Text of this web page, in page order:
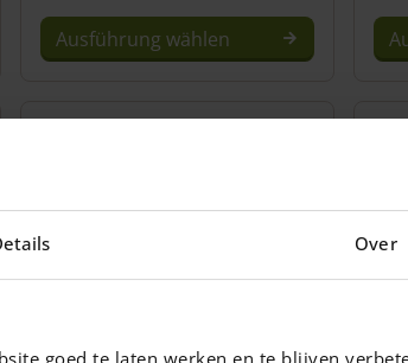
Over
goed te laten werken en te blijven
Ausführung wählen